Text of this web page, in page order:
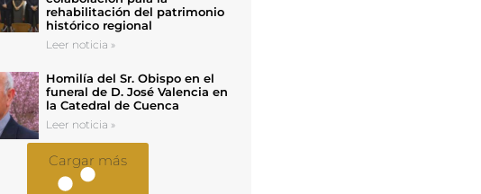
rehabilitación del patrimonio
histórico regional
Leer noticia »
Homilía del Sr. Obispo en el
funeral de D. José Valencia en
la Catedral de Cuenca
Leer noticia »
Cargar más